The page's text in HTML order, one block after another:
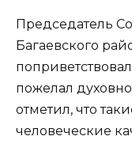
Председатель
Багаевского
пожелал
отметил, что
человеческие